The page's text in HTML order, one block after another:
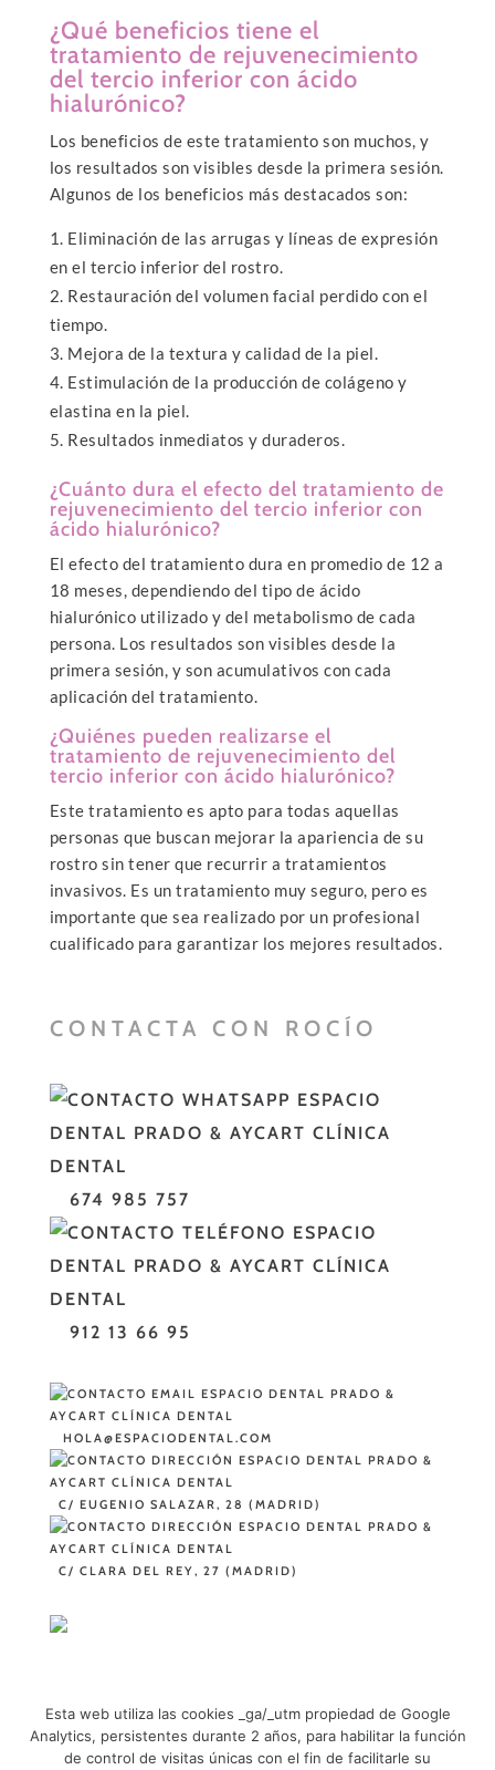
¿Qué beneficios tiene el
tratamiento de rejuvenecimiento
del tercio inferior con ácido
hialurónico?
Los beneficios de este tratamiento son muchos, y
los resultados son visibles desde la primera sesión.
Algunos de los beneficios más destacados son:
Eliminación de las arrugas y líneas de expresión
en el tercio inferior del rostro.
Restauración del volumen facial perdido con el
tiempo.
Mejora de la textura y calidad de la piel.
Estimulación de la producción de colágeno y
elastina en la piel.
Resultados inmediatos y duraderos.
¿Cuánto dura el efecto del tratamiento de
rejuvenecimiento del tercio inferior con
ácido hialurónico?
El efecto del tratamiento dura en promedio de 12 a
18 meses, dependiendo del tipo de ácido
hialurónico utilizado y del metabolismo de cada
persona. Los resultados son visibles desde la
primera sesión, y son acumulativos con cada
aplicación del tratamiento.
¿Quiénes pueden realizarse el
tratamiento de rejuvenecimiento del
tercio inferior con ácido hialurónico?
Este tratamiento es apto para todas aquellas
personas que buscan mejorar la apariencia de su
rostro sin tener que recurrir a tratamientos
invasivos. Es un tratamiento muy seguro, pero es
importante que sea realizado por un profesional
cualificado para garantizar los mejores resultados.
CONTACTA CON ROCÍO
674 985 757
912 13 66 95
HOLA@ESPACIODENTAL.COM
C/ EUGENIO SALAZAR, 28 (MADRID)
C/ CLARA DEL REY, 27 (MADRID)
Esta web utiliza las cookies _ga/_utm propiedad de Google
Analytics, persistentes durante 2 años, para habilitar la función
de control de visitas únicas con el fin de facilitarle su